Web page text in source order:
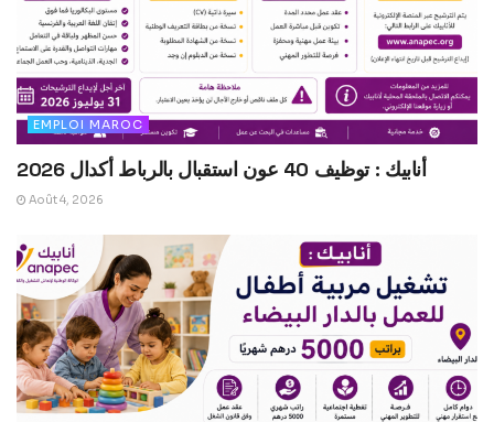
EMPLOI MAROC
أنابيك : توظيف 40 عون استقبال بالرباط أكدال 2026
Août 4, 2026